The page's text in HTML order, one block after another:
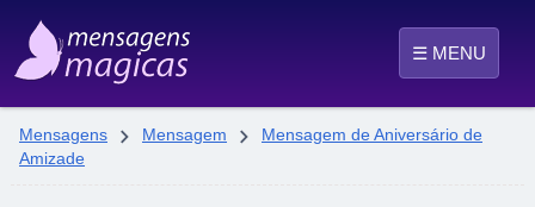
☰ MENU
Mensagens  Mensagem 
Mensagem de Aniversário de
Amizade